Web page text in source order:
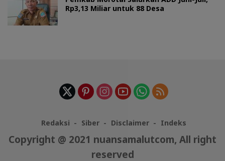
Rp3,13 Miliar untuk 88 Desa
Redaksi Siber Disclaimer Indeks
Copyright @ 2021 nuansamalutcom, All right
reserved